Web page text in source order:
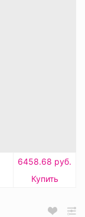
6458.68 руб.
Купить